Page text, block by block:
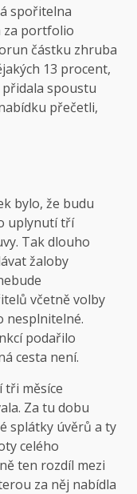
spořitelna
za portfolio
částku zhruba
13 procent,
přidala spoustu
přečetli,
bylo, že budu
uplynutí tří
Tak dlouho
žaloby
včetně volby
nesplnitelné.
podařilo
cesta není.
tři měsíce
Za tu dobu
splátky úvěrů a ty
celého
ten rozdíl mezi
za něj nabídla